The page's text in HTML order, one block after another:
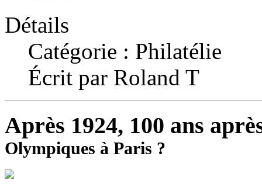
Détails
Catégorie : Philatélie
Écrit par Roland T
Après 1924, 100 ans
Olympiques à Paris ?